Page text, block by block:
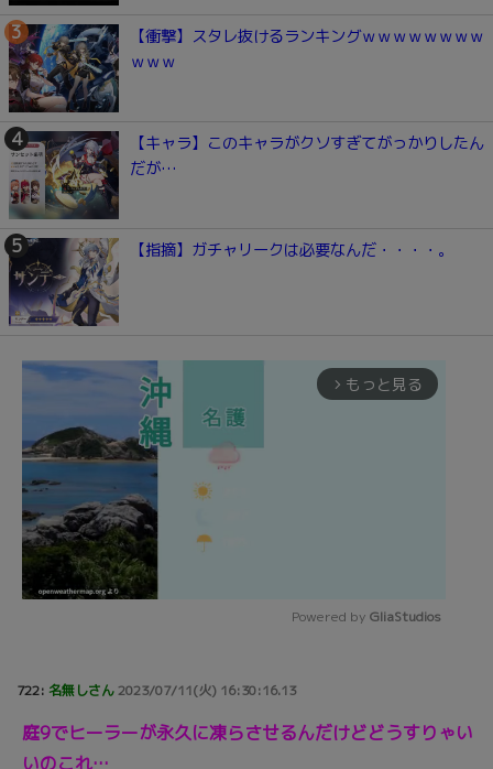
【衝撃】スタレ抜けるランキングｗｗｗｗｗｗｗｗ
ｗｗｗ
【キャラ】このキャラがクソすぎてがっかりしたん
だが…
【指摘】ガチャリークは必要なんだ・・・・。
arrow_forward_ios もっと見る
Powered by GliaStudios
722: 名無しさん2023/07/11(火) 16:30:16.13
庭9でヒーラーが永久に凍らさせるんだけどどうすりゃい
いのこれ…